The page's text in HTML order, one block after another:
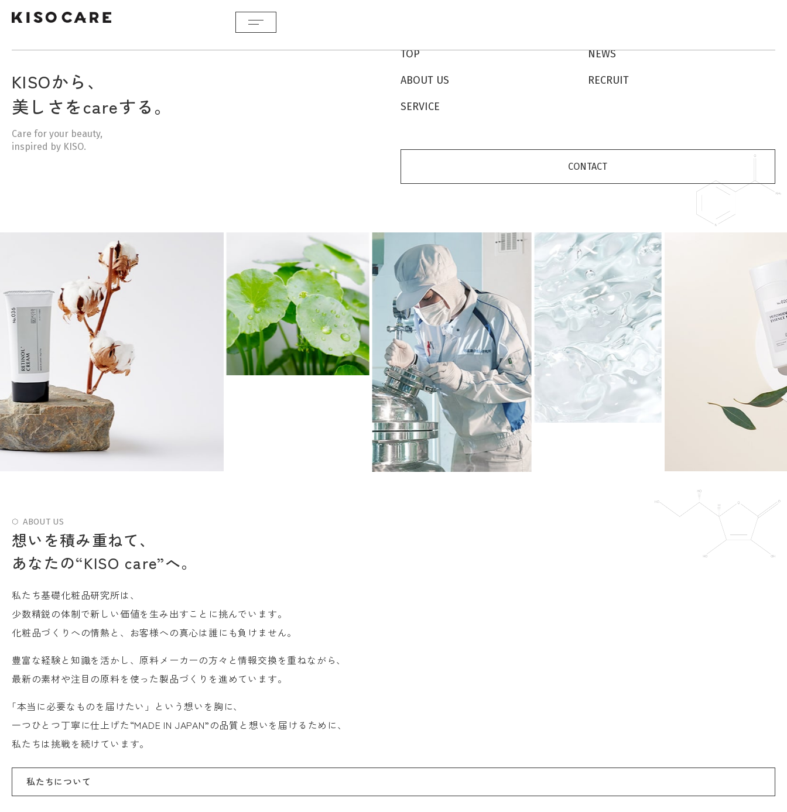
メニュー
TOP
ABOUT US
SERVICE
NEWS
RECRUIT
CONTACT
KISOから、
美しさをcareする。
Care for your beauty,
inspired by KISO.
ABOUT US
想いを積み重ねて、
あなたの“KISO care”へ。
私たち基礎化粧品研究所は、
少数精鋭の体制で新しい価値を生み出すことに挑んでいます。
化粧品づくりへの情熱と、お客様への真心は誰にも負けません。
豊富な経験と知識を活かし、原料メーカーの方々と情報交換を重ねながら、
最新の素材や注目の原料を使った製品づくりを進めています。
「本当に必要なものを届けたい」という想いを胸に、
一つひとつ丁寧に仕上げた“MADE IN JAPAN”の品質と想いを届けるために、
私たちは挑戦を続けています。
私たちについて